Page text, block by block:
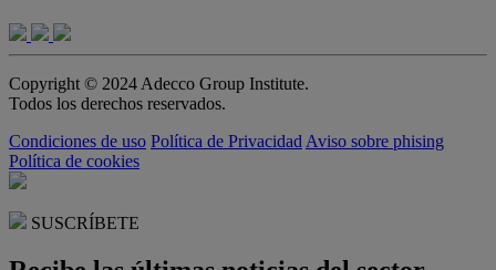
Copyright © 2024 Adecco Group Institute.
Todos los derechos reservados.
Condiciones de uso Política de Privacidad Aviso sobre phising
Política de cookies
SUSCRÍBETE